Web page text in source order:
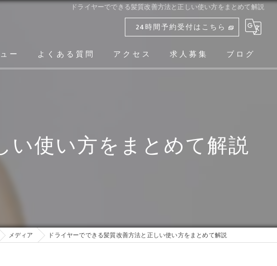
ドライヤーでできる髪質改善方法と正しい使い方をまとめて解説
24時間予約受付はこちら
ー よくある質問 アクセス 求人募集 ブログ
い使い方をまとめて解説
メディア ドライヤーでできる髪質改善方法と正しい使い方をまとめて解説